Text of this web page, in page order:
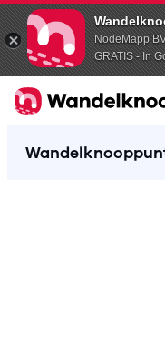
NodeMapp
GRATIS - In